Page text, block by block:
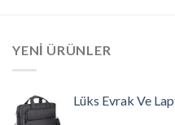
YENI ÜRÜNLER
Lüks Evrak Ve